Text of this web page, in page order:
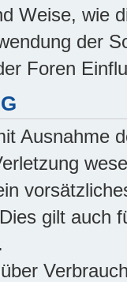
Weise, wie
der
Foren
Ausnahme
gilt auch